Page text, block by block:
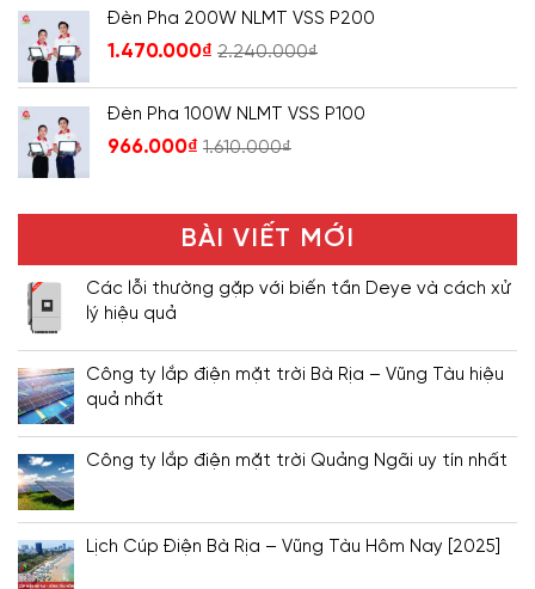
Đèn Pha 200W NLMT VSS P200
1.470.000₫ 2.240.000₫
Đèn Pha 100W NLMT VSS P100
966.000₫ 1.610.000₫
BÀI VIẾT MỚI
Các lỗi thường gặp với biến tần Deye và cách xử
lý hiệu quả
Công ty lắp điện mặt trời Bà Rịa – Vũng Tàu hiệu
quả nhất
Công ty lắp điện mặt trời Quảng Ngãi uy tín nhất
Lịch Cúp Điện Bà Rịa – Vũng Tàu Hôm Nay [2025]